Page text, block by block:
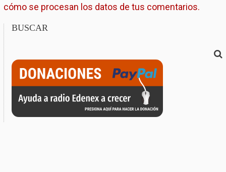
cómo se procesan los datos de tus comentarios.
BUSCAR